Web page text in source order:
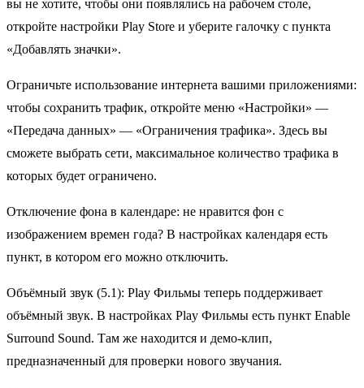
вы не хотите, чтобы они появлялись на рабочем столе,
откройте настройки Play Store и уберите галочку с пункта
«Добавлять значки».
Ограничьте использование интернета вашими приложениями:
чтобы сохранить трафик, откройте меню «Настройки» —
«Передача данных» — «Ограничения трафика». Здесь вы
сможете выбрать сети, максимальное количество трафика в
которых будет ограничено.
Отключение фона в календаре: не нравится фон с
изображением времен года? В настройках календаря есть
пункт, в котором его можно отключить.
Объёмный звук (5.1): Play Фильмы теперь поддерживает
объёмный звук. В настройках Play Фильмы есть пункт Enable
Surround Sound. Там же находится и демо-клип,
предназначенный для проверки нового звучания.